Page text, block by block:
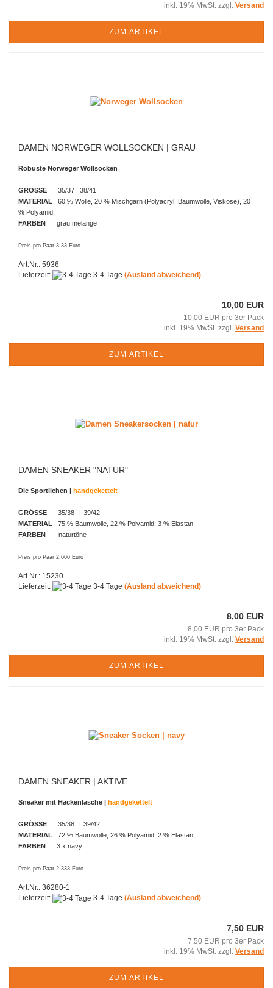
inkl. 19% MwSt. zzgl. Versand
ZUM ARTIKEL
DAMEN NORWEGER WOLLSOCKEN | GRAU
Robuste Norweger Wollsocken
GRÖSSE 35/37 | 38/41
MATERIAL 60 % Wolle, 20 % Mischgarn (Polyacryl, Baumwolle, Viskose), 20
% Polyamid
FARBEN grau melange
Preis pro Paar 3,33 Euro
Art.Nr.: 5936
Lieferzeit:
3-4 Tage (Ausland abweichend)
10,00 EUR
10,00 EUR pro 3er Pack
inkl. 19% MwSt. zzgl. Versand
ZUM ARTIKEL
DAMEN SNEAKER "NATUR"
Die Sportlichen | handgekettelt
GRÖSSE 35/38 I 39/42
MATERIAL 75 % Baumwolle, 22 % Polyamid, 3 % Elastan
FARBEN naturtöne
Preis pro Paar 2,666 Euro
Art.Nr.: 15230
Lieferzeit:
3-4 Tage (Ausland abweichend)
8,00 EUR
8,00 EUR pro 3er Pack
inkl. 19% MwSt. zzgl. Versand
ZUM ARTIKEL
DAMEN SNEAKER | AKTIVE
Sneaker mit Hackenlasche | handgekettelt
GRÖSSE 35/38 I 39/42
MATERIAL 72 % Baumwolle, 26 % Polyamid, 2 % Elastan
FARBEN
3 x navy
Preis pro Paar 2,333 Euro
Art.Nr.: 36280-1
Lieferzeit:
3-4 Tage (Ausland abweichend)
7,50 EUR
7,50 EUR pro 3er Pack
inkl. 19% MwSt. zzgl. Versand
ZUM ARTIKEL